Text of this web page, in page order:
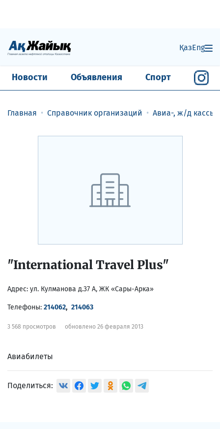
ҚазEng
Новости Объявления Спорт
Главная Справочник организаций Авиа-, ж/д кассы
"International Travel Plus"
Адрес: ул. Кулманова д.37 A, ЖК «Сары-Арка»
Телефоны: 214062, 214063
3 568 просмотров обновлено 26 февраля 2013
Авиабилеты
Поделиться: